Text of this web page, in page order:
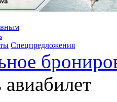
Спецпредложения